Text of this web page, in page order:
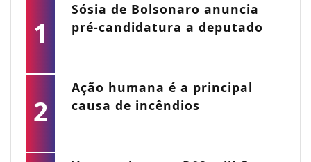
1
Sósia de Bolsonaro anuncia
pré-candidatura a deputado
2
Ação humana é a principal
causa de incêndios